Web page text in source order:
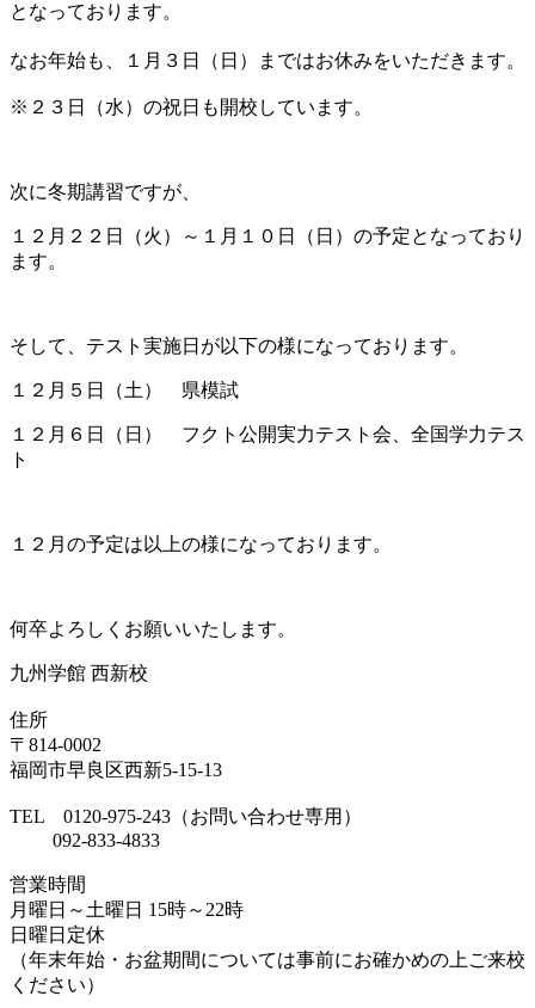
となっております。
なお年始も、１月３日（日）まではお休みをいただきます。
※２３日（水）の祝日も開校しています。
次に冬期講習ですが、
１２月２２日（火）～１月１０日（日）の予定となっており
ます。
そして、テスト実施日が以下の様になっております。
１２月５日（土） 県模試
１２月６日（日） フクト公開実力テスト会、全国学力テス
ト
１２月の予定は以上の様になっております。
何卒よろしくお願いいたします。
九州学館 西新校
住所
〒814-0002
福岡市早良区西新5-15-13
TEL 0120-975-243（お問い合わせ専用）
092-833-4833
営業時間
月曜日～土曜日 15時～22時
日曜日定休
（年末年始・お盆期間については事前にお確かめの上ご来校
ください）